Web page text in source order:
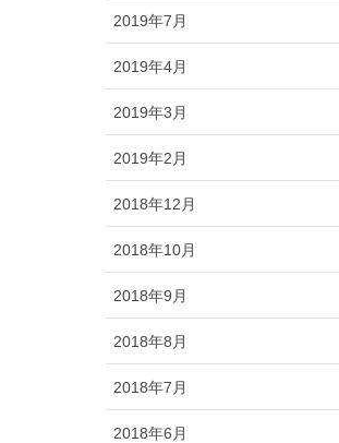
2019年7月
2019年4月
2019年3月
2019年2月
2018年12月
2018年10月
2018年9月
2018年8月
2018年7月
2018年6月